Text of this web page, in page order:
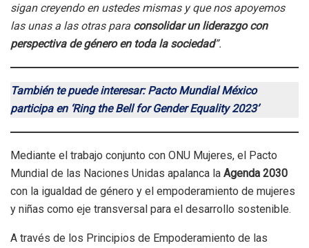
sigan creyendo en ustedes mismas y que nos apoyemos
las unas a las otras para consolidar un liderazgo con
perspectiva de género en toda la sociedad”.
También te puede interesar: Pacto Mundial México
participa en ‘Ring the Bell for Gender Equality 2023’
Mediante el trabajo conjunto con ONU Mujeres, el Pacto
Mundial de las Naciones Unidas apalanca la Agenda 2030
con la igualdad de género y el empoderamiento de mujeres
y niñas como eje transversal para el desarrollo sostenible.
A través de los Principios de Empoderamiento de las